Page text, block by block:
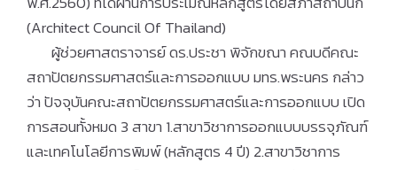
(Architect Council Of Thailand)
ผู้ช่วยศาสตราจารย์ ดร.ประชา พิจักขณา คณบดีคณะ
สถาปัตยกรรมศาสตร์และการออกแบบ มทร.พระนคร กล่าว
ว่า ปัจจุบันคณะสถาปัตยกรรมศาสตร์และการออกแบบ เปิด
การสอนทั้งหมด 3 สาขา 1.สาขาวิชาการออกแบบบรรจุภัณฑ์
และเทคโนโลยีการพิมพ์ (หลักสูตร 4 ปี) 2.สาขาวิชาการ